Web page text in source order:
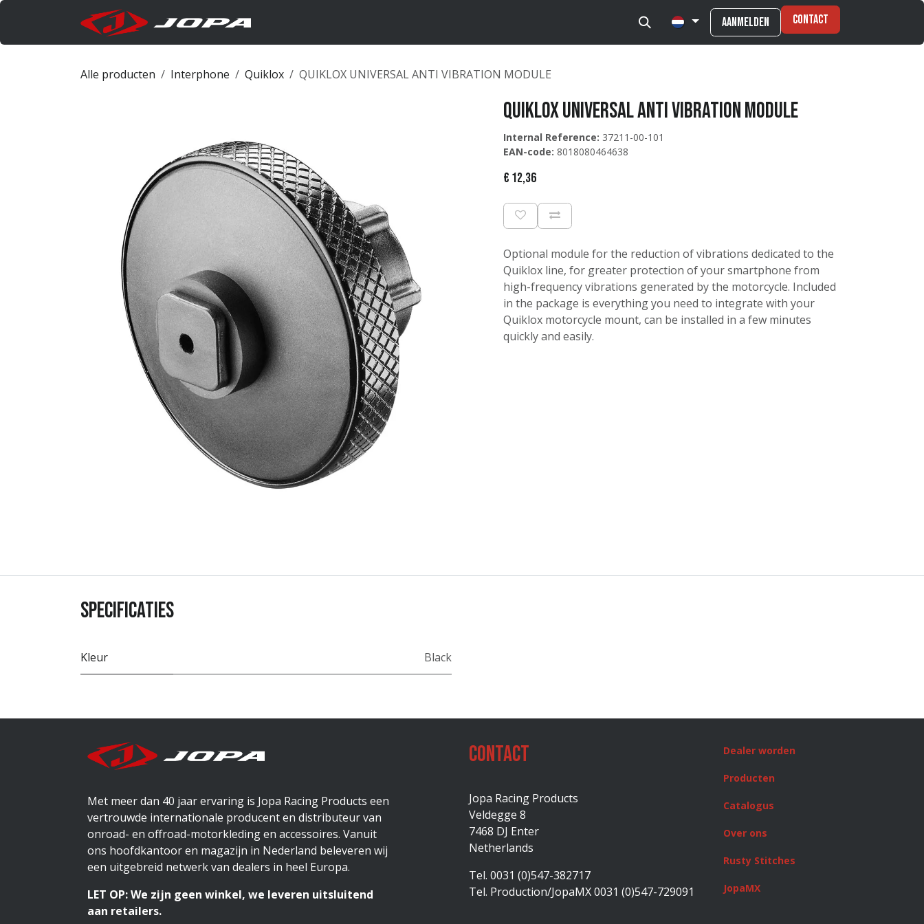
Overslaan naar inhoud
Aanmelden Contact
Alle producten Interphone Quiklox QUIKLOX UNIVERSAL ANTI VIBRATION MODULE
QUIKLOX UNIVERSAL ANTI VIBRATION MODULE
Internal Reference: 37211-00-101
EAN-code: 8018080464638
€ 12,36
Optional module for the reduction of vibrations dedicated to the
Quiklox line, for greater protection of your smartphone from
high-frequency vibrations generated by the motorcycle. Included
in the package is everything you need to integrate with your
Quiklox motorcycle mount, can be installed in a few minutes
quickly and easily.
Specificaties
Kleur Black
Met meer dan 40 jaar ervaring is Jopa Racing Products een
vertrouwde internationale producent en distributeur van
onroad- en offroad-motorkleding en accessoires. Vanuit
ons hoofdkantoor en magazijn in Nederland beleveren wij
een uitgebreid netwerk van dealers in heel Europa.
LET OP: We zijn geen winkel, we leveren uitsluitend
aan retailers.
Contact
Jopa Racing Products
Veldegge 8
7468 DJ Enter
Netherlands
Tel. 0031 (0)547-382717
Tel. Production/JopaMX 0031 (0)547-729091
Dealer worden
Producten
Catalogus
Over ons
Rusty Stitches
JopaMX